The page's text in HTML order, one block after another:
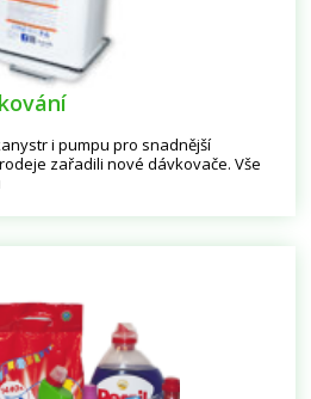
i pumpu pro snadnější
zařadili nové dávkovače. Vše